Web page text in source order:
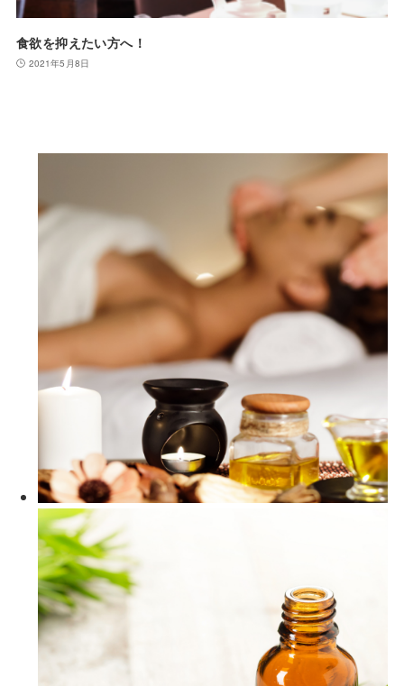
食欲を抑えたい方へ！
2021年5月8日